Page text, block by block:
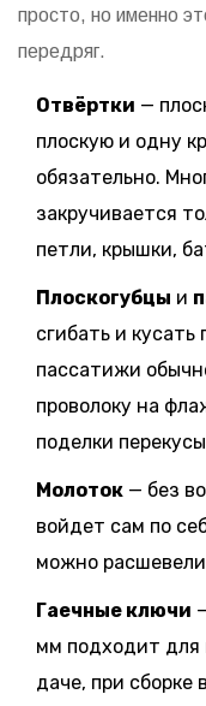
просто, но именно
передряг.
Отвёртки —
плоскую и одну
обязательно.
закручивается
петли, крышки,
Плоскогубцы и
сгибать и кусать
пассатижи
проволоку на
поделки
Молоток — без
войдет сам по
можно
Гаечные ключи
мм подходит для
даче, при сборке